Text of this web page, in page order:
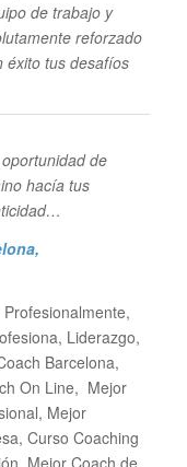
de trabajo y
reforzado
éxito tus desafíos
de
hacía tus
,
Liderazgo,
Barcelona,
On Line, Mejor
Mejor
Curso Coaching
Mejor Coach de